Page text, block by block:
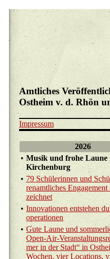
Amtliches
Ostheim v. d. Rhön
Impressum
2026
• Musik und frohe Laune
Kir­chen­burg
• 79 Schü­le­rin­nen und
ren­amt­li­ches
zeich­net
• In­no­va­tio­nen ent­ste­hen
ope­ra­tio­nen
• Gute Laune und
Open-Air-
mer in der Stadt“ in
Wo­chen, vier Lo­ca­ti­ons,